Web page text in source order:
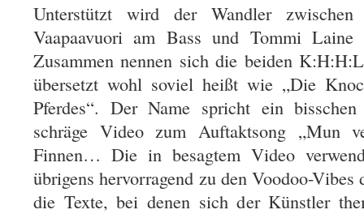
Unterstützt wird der Wandler
Vaapaavuori am Bass und Tommi Laine
Zusammen nennen sich die beiden
übersetzt wohl soviel heißt wie „Die
Pferdes“. Der Name spricht ein
schräge Video zum Auftaktsong „Mun
Finnen… Die in besagtem Video
übrigens hervorragend zu den Voodoo-Vibes
die Texte, bei denen sich der Künstler